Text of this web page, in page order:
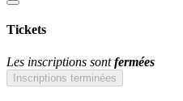
Tickets
Les inscriptions sontfermées
Inscriptions terminées